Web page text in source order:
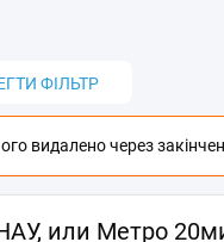
ФІЛЬТР
видалено через